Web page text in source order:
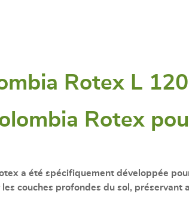
Rotex L 120
Rotex
a été spécifiquement développée
couches profondes du sol, préservant